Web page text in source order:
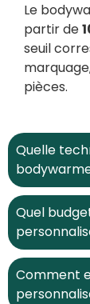
Le
partir de
seuil
pièces.
Quelle
Quel
Comment